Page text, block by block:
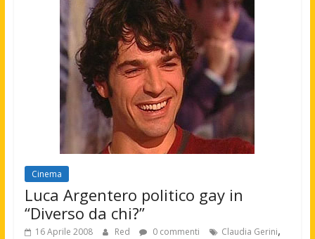
Cinema
Luca Argentero politico gay in
“Diverso da chi?”
16 Aprile 2008 Red 0 commenti Claudia Gerini,